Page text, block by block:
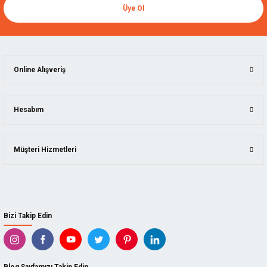
Üye Ol
Bizi Takip Edin
Online Alışveriş
Hesabım
Müşteri Hizmetleri